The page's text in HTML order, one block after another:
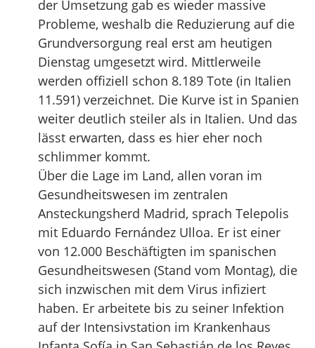
der Umsetzung gab es wieder massive
Probleme, weshalb die Reduzierung auf die
Grundversorgung real erst am heutigen
Dienstag umgesetzt wird. Mittlerweile
werden offiziell schon 8.189 Tote (in Italien
11.591) verzeichnet. Die Kurve ist in Spanien
weiter deutlich steiler als in Italien. Und das
lässt erwarten, dass es hier eher noch
schlimmer kommt.
Über die Lage im Land, allen voran im
Gesundheitswesen im zentralen
Ansteckungsherd Madrid, sprach Telepolis
mit Eduardo Fernández Ulloa. Er ist einer
von 12.000 Beschäftigten im spanischen
Gesundheitswesen (Stand vom Montag), die
sich inzwischen mit dem Virus infiziert
haben. Er arbeitete bis zu seiner Infektion
auf der Intensivstation im Krankenhaus